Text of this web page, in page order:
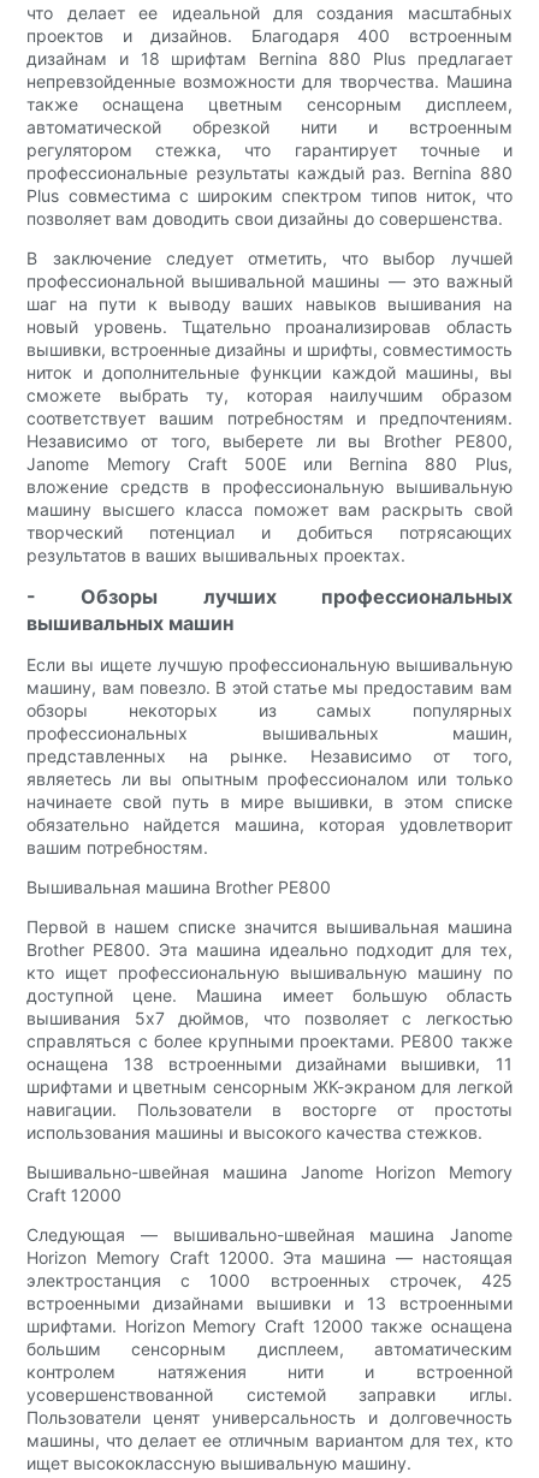
что делает ее идеальной для создания масштабных
проектов и дизайнов. Благодаря 400 встроенным
дизайнам и 18 шрифтам Bernina 880 Plus предлагает
непревзойденные возможности для творчества. Машина
также оснащена цветным сенсорным дисплеем,
автоматической обрезкой нити и встроенным
регулятором стежка, что гарантирует точные и
профессиональные результаты каждый раз. Bernina 880
Plus совместима с широким спектром типов ниток, что
позволяет вам доводить свои дизайны до совершенства.
В заключение следует отметить, что выбор лучшей
профессиональной вышивальной машины — это важный
шаг на пути к выводу ваших навыков вышивания на
новый уровень. Тщательно проанализировав область
вышивки, встроенные дизайны и шрифты, совместимость
ниток и дополнительные функции каждой машины, вы
сможете выбрать ту, которая наилучшим образом
соответствует вашим потребностям и предпочтениям.
Независимо от того, выберете ли вы Brother PE800,
Janome Memory Craft 500E или Bernina 880 Plus,
вложение средств в профессиональную вышивальную
машину высшего класса поможет вам раскрыть свой
творческий потенциал и добиться потрясающих
результатов в ваших вышивальных проектах.
- Обзоры лучших профессиональных
вышивальных машин
Если вы ищете лучшую профессиональную вышивальную
машину, вам повезло. В этой статье мы предоставим вам
обзоры некоторых из самых популярных
профессиональных вышивальных машин,
представленных на рынке. Независимо от того,
являетесь ли вы опытным профессионалом или только
начинаете свой путь в мире вышивки, в этом списке
обязательно найдется машина, которая удовлетворит
вашим потребностям.
Вышивальная машина Brother PE800
Первой в нашем списке значится вышивальная машина
Brother PE800. Эта машина идеально подходит для тех,
кто ищет профессиональную вышивальную машину по
доступной цене. Машина имеет большую область
вышивания 5x7 дюймов, что позволяет с легкостью
справляться с более крупными проектами. PE800 также
оснащена 138 встроенными дизайнами вышивки, 11
шрифтами и цветным сенсорным ЖК-экраном для легкой
навигации. Пользователи в восторге от простоты
использования машины и высокого качества стежков.
Вышивально-швейная машина Janome Horizon Memory
Craft 12000
Следующая — вышивально-швейная машина Janome
Horizon Memory Craft 12000. Эта машина — настоящая
электростанция с 1000 встроенных строчек, 425
встроенными дизайнами вышивки и 13 встроенными
шрифтами. Horizon Memory Craft 12000 также оснащена
большим сенсорным дисплеем, автоматическим
контролем натяжения нити и встроенной
усовершенствованной системой заправки иглы.
Пользователи ценят универсальность и долговечность
машины, что делает ее отличным вариантом для тех, кто
ищет высококлассную вышивальную машину.